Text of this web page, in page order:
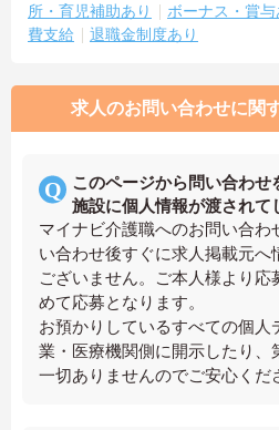
所・育児補助あり
ボーナス・賞与
費支給
退職金制度あり
求人のお問い合わせに関
このページから問い合わせ
施設に個人情報が渡されて
マイナビ介護職へのお問い合わ
い合わせ後すぐに求人掲載元へ
ございません。ご本人様より応
めて応募となります。
お預かりしているすべての個人
業・医療機関側に開示したり、
一切ありませんのでご安心くだ